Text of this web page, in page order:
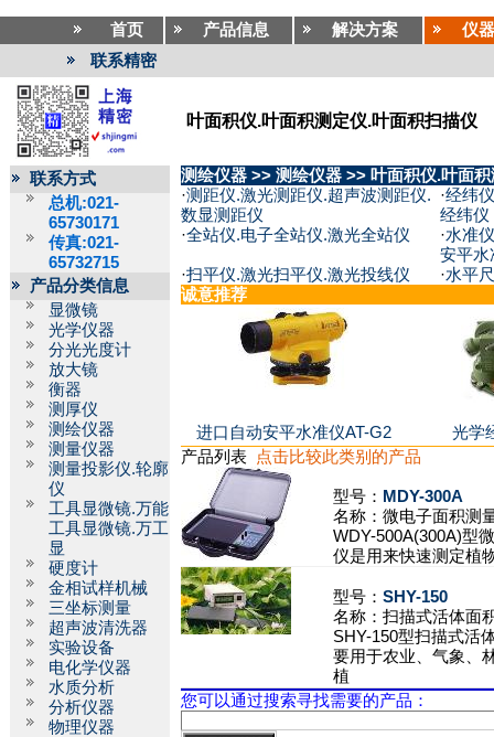
首页 产品信息 解决方案
仪
联系精密
叶面积仪.叶面积测定仪.叶面积扫描仪
联系方式
总机:021-
65730171
传真:021-
65732715
产品分类信息
显微镜
光学仪器
分光光度计
放大镜
衡器
测厚仪
测绘仪器
测量仪器
测量投影仪.轮廓
仪
工具显微镜.万能
工具显微镜.万工
显
硬度计
金相试样机械
三坐标测量
超声波清洗器
实验设备
电化学仪器
水质分析
分析仪器
物理仪器
测绘仪器 >> 测绘仪器 >> 叶面积仪.叶面
·测距仪.激光测距仪.超声波测距仪.
数显测距仪
·经纬
经纬仪
·全站仪.电子全站仪.激光全站仪 ·水准
安平水
·扫平仪.激光扫平仪.激光投线仪 ·水平
诚意推荐
进口自动安平水准仪AT-G2
光学
产品列表
点击比较此类别的产品
型号： MDY-300A
名称： 微电子面积测
WDY-500A(300A)型
仪是用来快速测定植
型号： SHY-150
名称： 扫描式活体面
SHY-150型扫描式活
要用于农业、气象、
植
您可以通过搜索寻找需要的产品：